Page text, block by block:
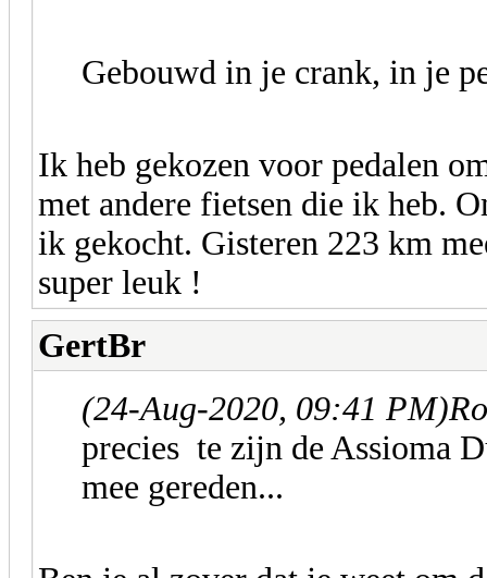
Gebouwd in je crank, in je
Ik heb gekozen voor pedalen
met andere fietsen die ik heb.
ik gekocht. Gisteren 223 km
super leuk !
GertBr
(24-Aug-2020, 09:41 PM)
precies te zijn de Assioma
mee gereden...